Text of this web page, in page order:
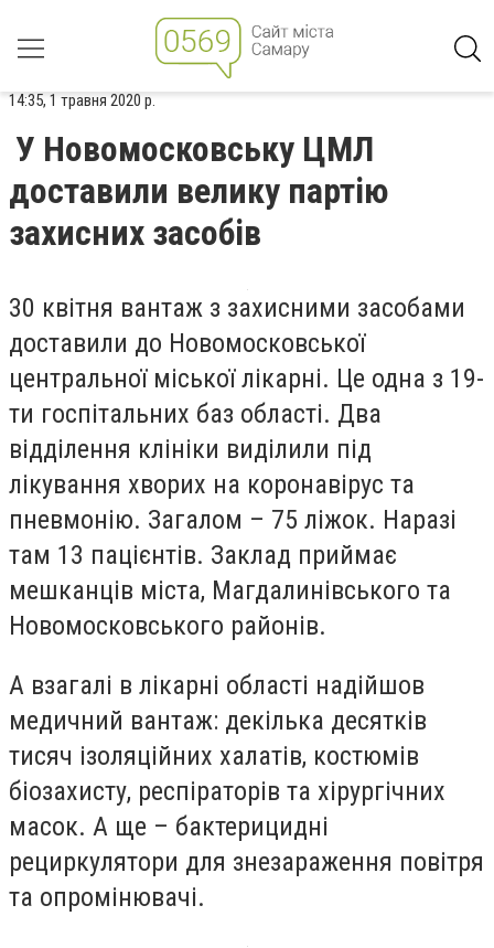
14:35, 1 травня 2020 р.
У Новомосковську ЦМЛ
доставили велику партію
захисних засобів
30 квітня вантаж з захисними засобами
доставили до Новомосковської
центральної міської лікарні. Це одна з 19-
ти госпітальних баз області. Два
відділення клініки виділили під
лікування хворих на коронавірус та
пневмонію. Загалом – 75 ліжок. Наразі
там 13 пацієнтів. Заклад приймає
мешканців міста, Магдалинівського та
Новомосковського районів.
А взагалі в лікарні області надійшов
медичний вантаж: декілька десятків
тисяч ізоляційних халатів, костюмів
біозахисту, респіраторів та хірургічних
масок. А ще – бактерицидні
рециркулятори для знезараження повітря
та опромінювачі.